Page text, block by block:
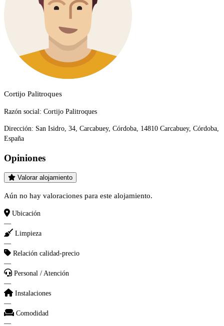
Cortijo Palitroques
Razón social: Cortijo Palitroques
Dirección: San Isidro, 34, Carcabuey, Córdoba, 14810 Carcabuey, Córdoba,
España
Opiniones
Valorar alojamiento
Aún no hay valoraciones para este alojamiento.
Ubicación
—
Limpieza
—
Relación calidad-precio
—
Personal / Atención
—
Instalaciones
—
Comodidad
—